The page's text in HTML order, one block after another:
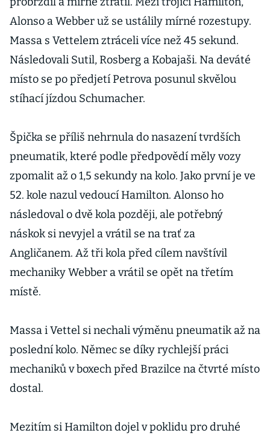
Alonso a Webber už se ustálily mírné rozestupy.
Massa s Vettelem ztráceli více než 45 sekund.
Následovali Sutil, Rosberg a Kobajaši. Na deváté
místo se po předjetí Petrova posunul skvělou
stíhací jízdou Schumacher.
Špička se příliš nehrnula do nasazení tvrdších
pneumatik, které podle předpovědí měly vozy
zpomalit až o 1,5 sekundy na kolo. Jako první je ve
52. kole nazul vedoucí Hamilton. Alonso ho
následoval o dvě kola později, ale potřebný
náskok si nevyjel a vrátil se na trať za
Angličanem. Až tři kola před cílem navštívil
mechaniky Webber a vrátil se opět na třetím
místě.
Massa i Vettel si nechali výměnu pneumatik až na
poslední kolo. Němec se díky rychlejší práci
mechaniků v boxech před Brazilce na čtvrté místo
dostal.
Mezitím si Hamilton dojel v poklidu pro druhé